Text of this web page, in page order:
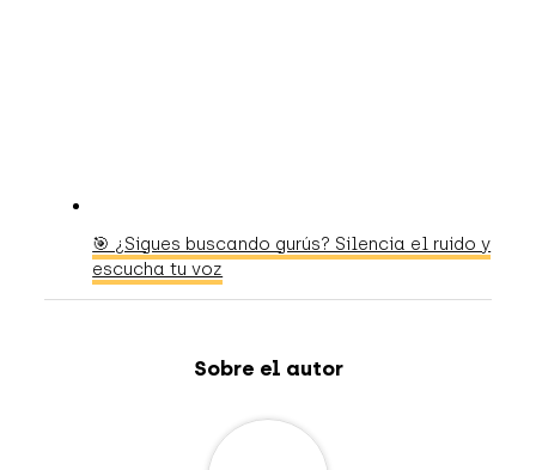
🎯 ¿Sigues buscando gurús? Silencia el ruido y
escucha tu voz
Sobre el autor